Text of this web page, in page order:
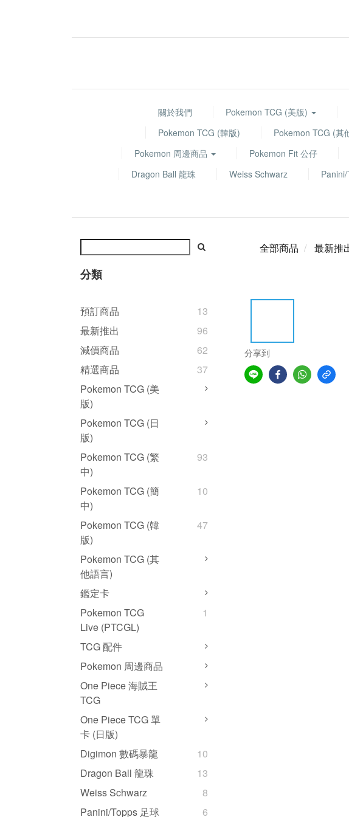
關於我們 Pokemon TCG (美版)
Pokemon TCG (韓版)
Pokemon TCG (其
Pokemon 周邊商品
Pokemon Fit 公仔
Dragon Ball 龍珠
Weiss Schwarz
分類
預訂商品
13
最新推出
96
減價商品
62
精選商品
37
Pokemon TCG (美
版)
Pokemon TCG (日
版)
Pokemon TCG (繁
中)
93
Pokemon TCG (簡
中)
10
Pokemon TCG (韓
版)
47
Pokemon TCG (其
他語言)
鑑定卡
Pokemon TCG
Live (PTCGL)
1
TCG 配件
Pokemon 周邊商品
One Piece 海賊王
TCG
One Piece TCG 單
卡 (日版)
Digimon 數碼暴龍
10
Dragon Ball 龍珠
13
Weiss Schwarz
8
Panini/Topps 足球
6
全部商品 最新推
分享到